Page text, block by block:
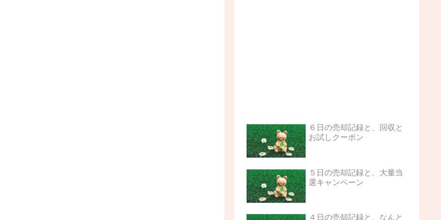
６日の売却記録と、回収と
お試しクーポン
５日の売却記録と、大量当
選キャンペーン
４日の売却記録と、なんと